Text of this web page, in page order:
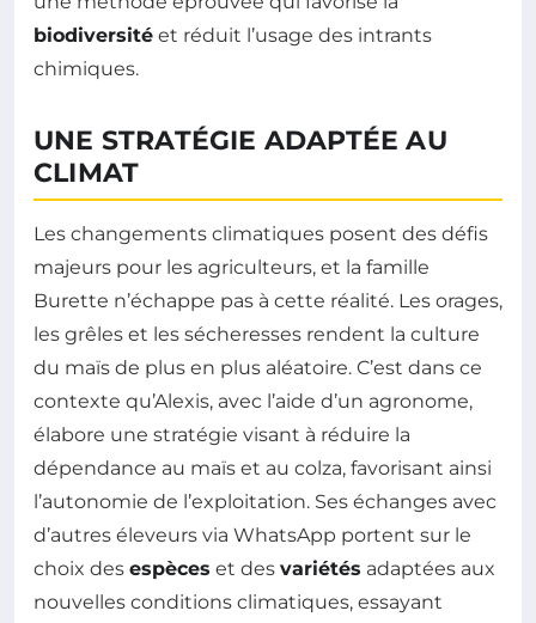
biodiversité et réduit l’usage des intrants
chimiques.
UNE STRATÉGIE ADAPTÉE AU
CLIMAT
Les changements climatiques posent des défis
majeurs pour les agriculteurs, et la famille
Burette n’échappe pas à cette réalité. Les orages,
les grêles et les sécheresses rendent la culture
du maïs de plus en plus aléatoire. C’est dans ce
contexte qu’Alexis, avec l’aide d’un agronome,
élabore une stratégie visant à réduire la
dépendance au maïs et au colza, favorisant ainsi
l’autonomie de l’exploitation. Ses échanges avec
d’autres éleveurs via WhatsApp portent sur le
choix des espèces et des variétés adaptées aux
nouvelles conditions climatiques, essayant